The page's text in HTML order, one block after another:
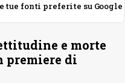
tue fonti preferite su Google
e morte
premiere di